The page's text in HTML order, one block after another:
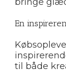
En
til både